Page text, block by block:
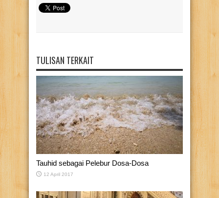
TULISAN TERKAIT
Tauhid sebagai Pelebur Dosa-Dosa
12 April 2017